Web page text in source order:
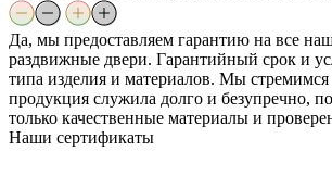
Да, мы предоставляем гарантию на все
раздвижные двери. Гарантийный срок и
типа изделия и материалов. Мы
продукция служила долго и безупречно,
только качественные материалы и
Наши сертификаты